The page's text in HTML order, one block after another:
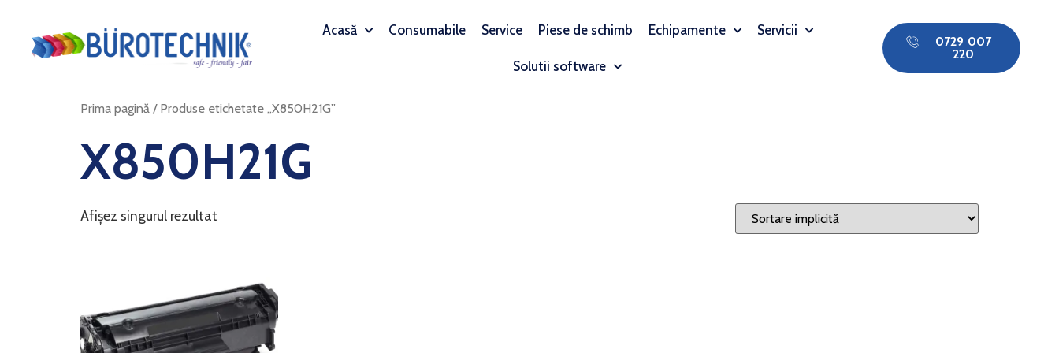
Acasă Consumabile Service Piese de schimb Echipamente Servicii
Solutii software
0729 007
220
Prima pagină / Produse etichetate „X850H21G”
X850H21G
Afișez singurul rezultat